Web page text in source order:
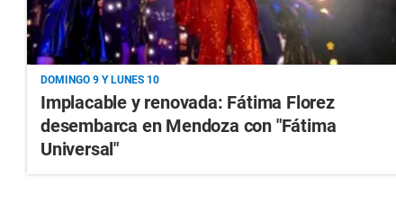
DOMINGO 9 Y LUNES 10
Implacable y renovada: Fátima Florez
desembarca en Mendoza con "Fátima
Universal"